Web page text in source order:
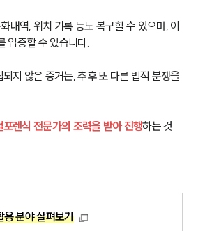
내역, 위치 기록 등도 복구할 수 있으며, 이
입증할 수 있습니다.
지 않은 증거는, 추후 또 다른 법적 분쟁을
포렌식 전문가의 조력을 받아 진행하는 것
용 분야 살펴보기